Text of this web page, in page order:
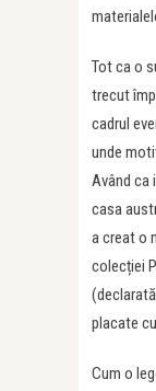
Tot ca o
trecut
cadrul
unde
Având ca
casa
a creat o
colecției
placate
Cum o